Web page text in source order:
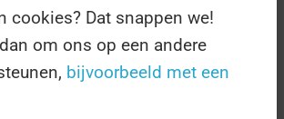
datum voor hertog Willem IV
des Bieres'getekend.
belangrijke zaken geregeld
ook de kwaliteit van het bier,
cookies? Dat snappen we!
om ons op een andere
bijvoorbeeld met een